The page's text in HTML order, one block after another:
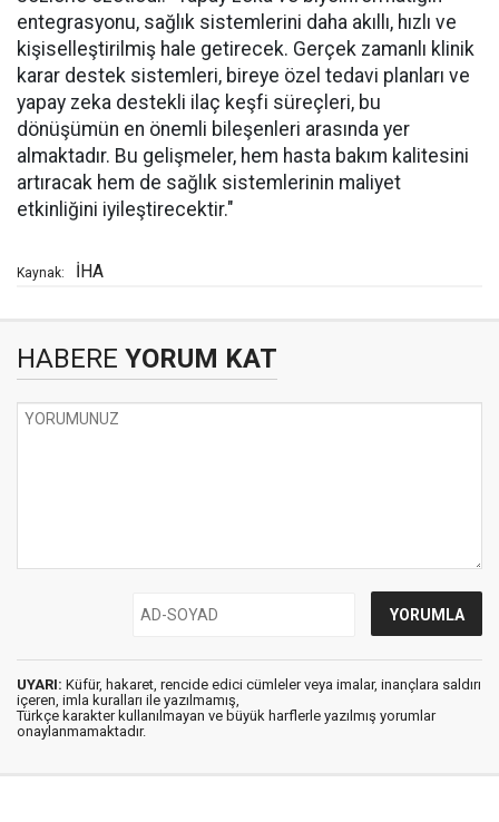
entegrasyonu, sağlık sistemlerini daha akıllı, hızlı ve
kişiselleştirilmiş hale getirecek. Gerçek zamanlı klinik
karar destek sistemleri, bireye özel tedavi planları ve
yapay zeka destekli ilaç keşfi süreçleri, bu
dönüşümün en önemli bileşenleri arasında yer
almaktadır. Bu gelişmeler, hem hasta bakım kalitesini
artıracak hem de sağlık sistemlerinin maliyet
etkinliğini iyileştirecektir."
Kaynak: İHA
HABERE YORUM KAT
UYARI: Küfür, hakaret, rencide edici cümleler veya imalar, inançlara saldırı
içeren, imla kuralları ile yazılmamış,
Türkçe karakter kullanılmayan ve büyük harflerle yazılmış yorumlar
onaylanmamaktadır.